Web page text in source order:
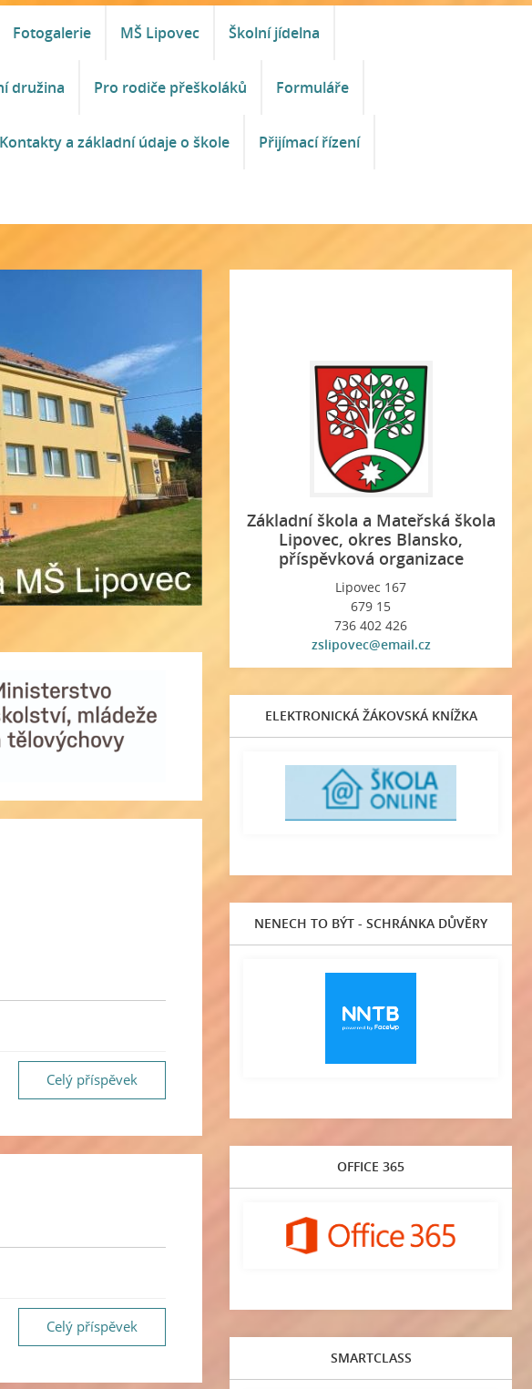
Fotogalerie MŠ Lipovec Školní jídelna
družina Pro rodiče přeškoláků Formuláře
Kontakty a základní údaje o škole Přijímací řízení
Celý příspěvek
Celý příspěvek
Základní škola a Mateřská škola
Lipovec, okres Blansko,
příspěvková organizace
Lipovec 167
679 15
736 402 426
zslipovec@email.cz
ELEKTRONICKÁ ŽÁKOVSKÁ KNÍŽKA
NENECH TO BÝT - SCHRÁNKA DŮVĚRY
OFFICE 365
SMARTCLASS